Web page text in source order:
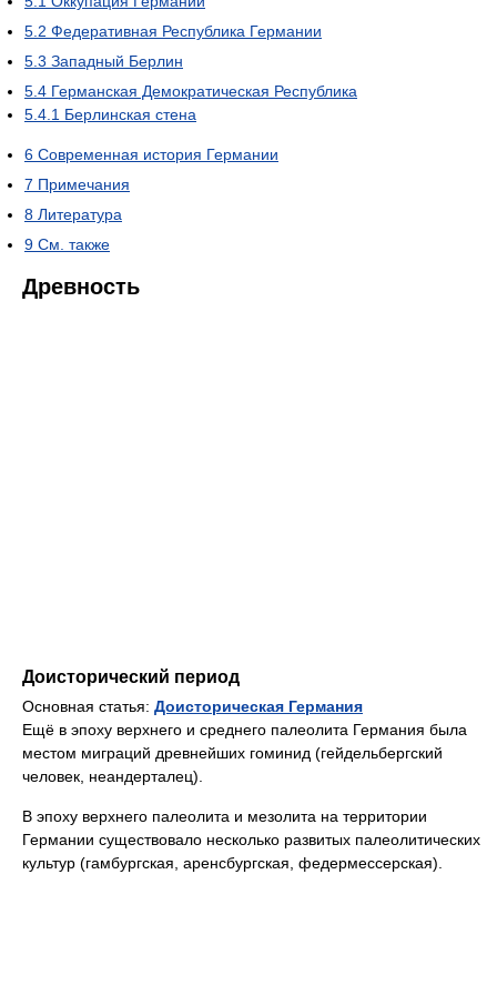
5.2 Федеративная Республика Германии
5.3 Западный Берлин
5.4 Германская Демократическая Республика
5.4.1 Берлинская стена
6 Современная история Германии
7 Примечания
8 Литература
9 См. также
Древность
Доисторический период
Основная статья: Доисторическая Германия
Ещё в эпоху верхнего и среднего палеолита Германия была
местом миграций древнейших гоминид (гейдельбергский
человек, неандерталец).
В эпоху верхнего палеолита и мезолита на территории
Германии существовало несколько развитых палеолитических
культур (гамбургская, аренсбургская, федермессерская).